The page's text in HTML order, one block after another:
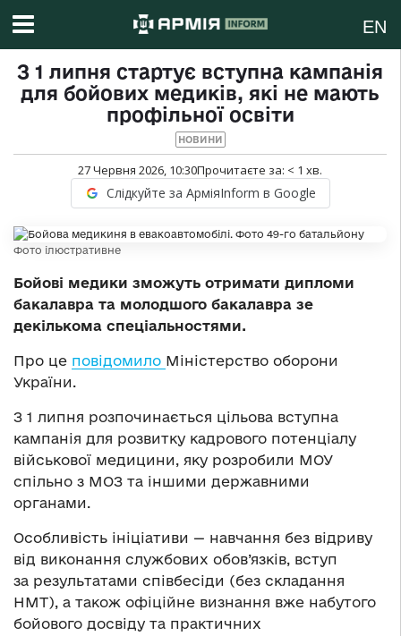
EN
З 1 липня стартує вступна кампанія
для бойових медиків, які не мають
профільної освіти
НОВИНИ
27 Червня 2026, 10:30Прочитаєте за: < 1 хв.
Слідкуйте за АрміяInform в Google
Фото ілюстративне
Бойові медики зможуть отримати дипломи
бакалавра та молодшого бакалавра зе
декількома спеціальностями.
Про це повідомило Міністерство оборони
України.
З 1 липня розпочинається цільова вступна
кампанія для розвитку кадрового потенціалу
військової медицини, яку розробили МОУ
спільно з МОЗ та іншими державними
органами.
Особливість ініціативи — навчання без відриву
від виконання службових обов’язків, вступ
за результатами співбесіди (без складання
НМТ), а також офіційне визнання вже набутого
бойового досвіду та практичних